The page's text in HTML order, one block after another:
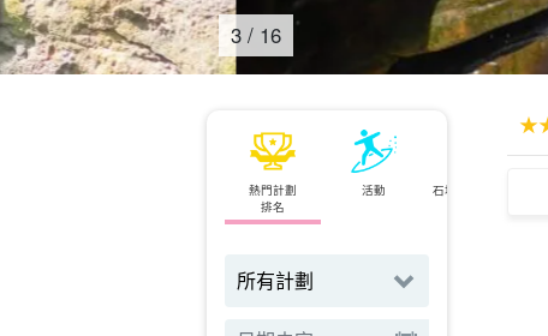
4 / 16
熱門計劃
排名
活動
石垣島⇄西表島